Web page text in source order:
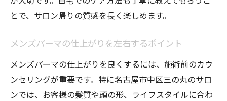
とで、サロン帰りの質感を長く楽しめます。
メンズパーマの仕上がりを左右するポイント
メンズパーマの仕上がりを良くするには、施術前のカウ
ンセリングが重要です。特に名古屋市中区三の丸のサロ
ンでは、お客様の髪質や頭の形、ライフスタイルに合わ